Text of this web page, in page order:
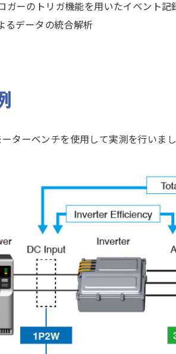
ガーのトリガ機能を用いたイベント記
るデータの統合解析
ターベンチを使用して実測を行いま